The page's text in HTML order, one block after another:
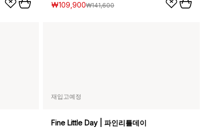
₩109,900₩141,600
재입고예정
Fine Little Day | 파인리틀데이